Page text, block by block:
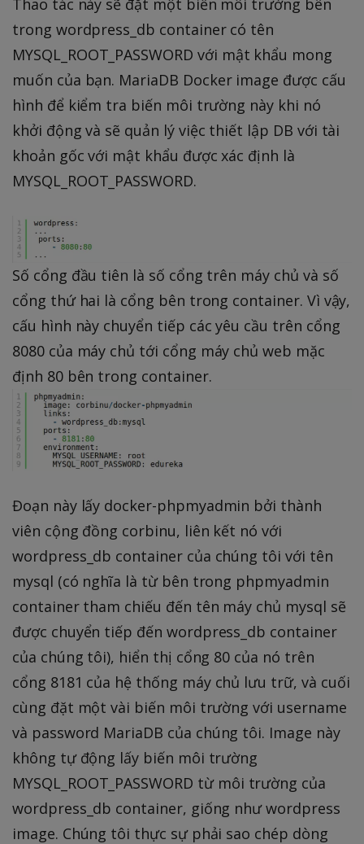
Thao tác này sẽ đặt một biến môi trường bên
trong wordpress_db container có tên
MYSQL_ROOT_PASSWORD với mật khẩu mong
muốn của bạn. MariaDB Docker image được cấu
hình để kiểm tra biến môi trường này khi nó
khởi động và sẽ quản lý việc thiết lập DB với tài
khoản gốc với mật khẩu được xác định là
MYSQL_ROOT_PASSWORD.
Số cổng đầu tiên là số cổng trên máy chủ và số
cổng thứ hai là cổng bên trong container. Vì vậy,
cấu hình này chuyển tiếp các yêu cầu trên cổng
8080 của máy chủ tới cổng máy chủ web mặc
định 80 bên trong container.
Đoạn này lấy docker-phpmyadmin bởi thành
viên cộng đồng corbinu, liên kết nó với
wordpress_db container của chúng tôi với tên
mysql (có nghĩa là từ bên trong phpmyadmin
container tham chiếu đến tên máy chủ mysql sẽ
được chuyển tiếp đến wordpress_db container
của chúng tôi), hiển thị cổng 80 của nó trên
cổng 8181 của hệ thống máy chủ lưu trữ, và cuối
cùng đặt một vài biến môi trường với username
và password MariaDB của chúng tôi. Image này
không tự động lấy biến môi trường
MYSQL_ROOT_PASSWORD từ môi trường của
wordpress_db container, giống như wordpress
image. Chúng tôi thực sự phải sao chép dòng